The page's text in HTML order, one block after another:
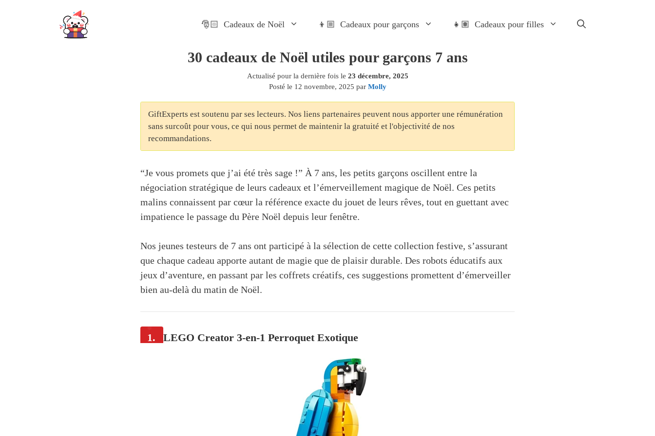
🎅🏻 Cadeaux de Noël 👦🏼 Cadeaux pour garçons 👧🏽 Cadeaux pour filles
30 cadeaux de Noël utiles pour garçons 7 ans
Actualisé pour la dernière fois le 23 décembre, 2025
Posté le 12 novembre, 2025 par Molly
GiftExperts est soutenu par ses lecteurs. Nos liens partenaires peuvent nous apporter une rémunération
sans surcoût pour vous, ce qui nous permet de maintenir la gratuité et l'objectivité de nos
recommandations.
“Je vous promets que j’ai été très sage !” À 7 ans, les petits garçons oscillent entre la
négociation stratégique de leurs cadeaux et l’émerveillement magique de Noël. Ces petits
malins connaissent par cœur la référence exacte du jouet de leurs rêves, tout en guettant avec
impatience le passage du Père Noël depuis leur fenêtre.
Nos jeunes testeurs de 7 ans ont participé à la sélection de cette collection festive, s’assurant
que chaque cadeau apporte autant de magie que de plaisir durable. Des robots éducatifs aux
jeux d’aventure, en passant par les coffrets créatifs, ces suggestions promettent d’émerveiller
bien au-delà du matin de Noël.
1. LEGO Creator 3-en-1 Perroquet Exotique